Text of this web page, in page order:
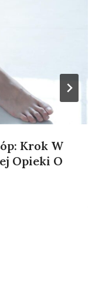
Krok W
Opieki O